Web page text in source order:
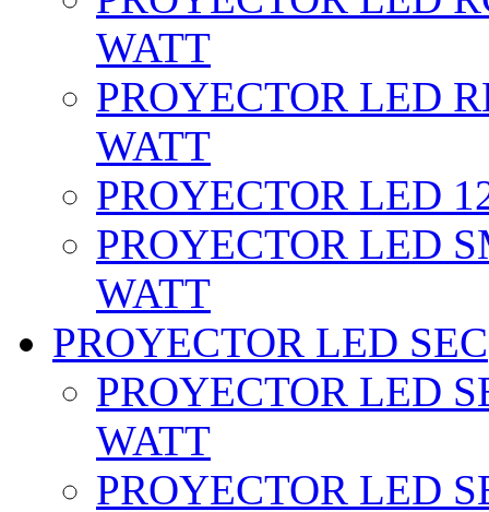
WATT
PROYECTOR LED
WATT
PROYECTOR LED
PROYECTOR LED
WATT
PROYECTOR LED SEC
PROYECTOR LED
WATT
PROYECTOR LED